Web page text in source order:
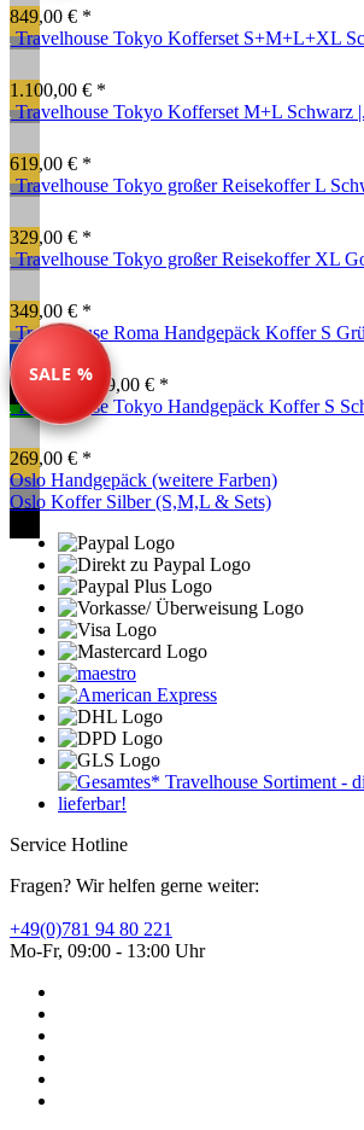
849,00 € *
Travelhouse Tokyo Kofferset S+M+L+XL
1.100,00 € *
Travelhouse Tokyo Kofferset M+L Schwarz
619,00 € *
Travelhouse Tokyo großer Reisekoffer L
329,00 € *
Travelhouse Tokyo großer Reisekoffer XL
349,00 € *
SALE %
Travelhouse Roma Handgepäck Koffer S
99,00 € *149,00 € *
Travelhouse Tokyo Handgepäck Koffer S
269,00 € *
Oslo Handgepäck (weitere Farben)
Oslo Koffer Silber (S,M,L & Sets)
Service Hotline
Fragen? Wir helfen gerne weiter:
+49(0)781 94 80 221
Mo-Fr, 09:00 - 13:00 Uhr